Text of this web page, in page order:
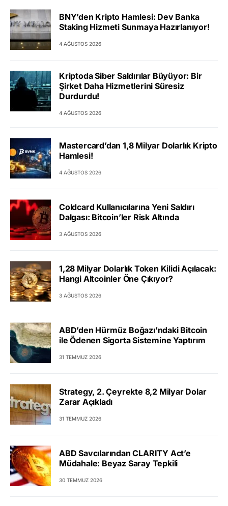
BNY’den Kripto Hamlesi: Dev Banka
Staking Hizmeti Sunmaya Hazırlanıyor!
4 AĞUSTOS 2026
Kriptoda Siber Saldırılar Büyüyor: Bir
Şirket Daha Hizmetlerini Süresiz
Durdurdu!
4 AĞUSTOS 2026
Mastercard’dan 1,8 Milyar Dolarlık Kripto
Hamlesi!
4 AĞUSTOS 2026
Coldcard Kullanıcılarına Yeni Saldırı
Dalgası: Bitcoin’ler Risk Altında
3 AĞUSTOS 2026
1,28 Milyar Dolarlık Token Kilidi Açılacak:
Hangi Altcoinler Öne Çıkıyor?
3 AĞUSTOS 2026
ABD’den Hürmüz Boğazı’ndaki Bitcoin
ile Ödenen Sigorta Sistemine Yaptırım
31 TEMMUZ 2026
Strategy, 2. Çeyrekte 8,2 Milyar Dolar
Zarar Açıkladı
31 TEMMUZ 2026
ABD Savcılarından CLARITY Act’e
Müdahale: Beyaz Saray Tepkili
30 TEMMUZ 2026